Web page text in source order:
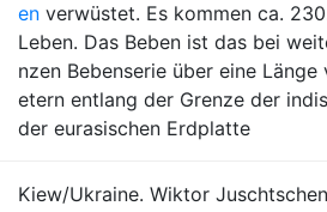
en verwüstet. Es kommen ca.
Leben. Das Beben ist das bei
nzen Bebenserie über eine
etern entlang der Grenze der
der eurasischen Erdplatte
Kiew/Ukraine. Wiktor